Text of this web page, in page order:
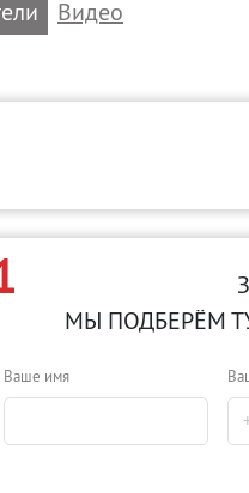
Видео
МЫ ПОДБЕРЁМ
Ваше имя